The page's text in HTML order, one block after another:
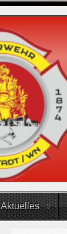
Aktuelles